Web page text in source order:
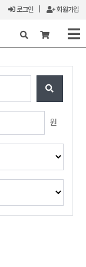
로그인 회원가입
X
원